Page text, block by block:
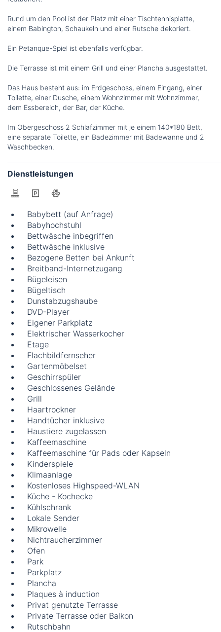
Rund um den Pool ist der Platz mit einer Tischtennisplatte,
einem Babington, Schaukeln und einer Rutsche dekoriert.
Ein Petanque-Spiel ist ebenfalls verfügbar.
Die Terrasse ist mit einem Grill und einer Plancha ausgestattet.
Das Haus besteht aus: im Erdgeschoss, einem Eingang, einer
Toilette, einer Dusche, einem Wohnzimmer mit Wohnzimmer,
dem Essbereich, der Bar, der Küche.
Im Obergeschoss 2 Schlafzimmer mit je einem 140*180 Bett,
eine separate Toilette, ein Badezimmer mit Badewanne und 2
Waschbecken.
Dienstleistungen
Babybett (auf Anfrage)
Babyhochstuhl
Bettwäsche inbegriffen
Bettwäsche inklusive
Bezogene Betten bei Ankunft
Breitband-Internetzugang
Bügeleisen
Bügeltisch
Dunstabzugshaube
DVD-Player
Eigener Parkplatz
Elektrischer Wasserkocher
Etage
Flachbildfernseher
Gartenmöbelset
Geschirrspüler
Geschlossenes Gelände
Grill
Haartrockner
Handtücher inklusive
Haustiere zugelassen
Kaffeemaschine
Kaffeemaschine für Pads oder Kapseln
Kinderspiele
Klimaanlage
Kostenloses Highspeed-WLAN
Küche - Kochecke
Kühlschrank
Lokale Sender
Mikrowelle
Nichtraucherzimmer
Ofen
Park
Parkplatz
Plancha
Plaques à induction
Privat genutzte Terrasse
Private Terrasse oder Balkon
Rutschbahn